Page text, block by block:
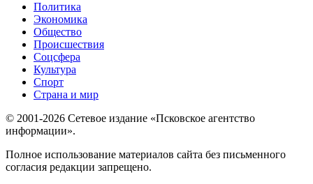
Политика
Экономика
Общество
Происшествия
Соцсфера
Культура
Спорт
Страна и мир
© 2001-2026 Сетевое издание «Псковское агентство
информации».
Полное использование материалов сайта без письменного
согласия редакции запрещено.